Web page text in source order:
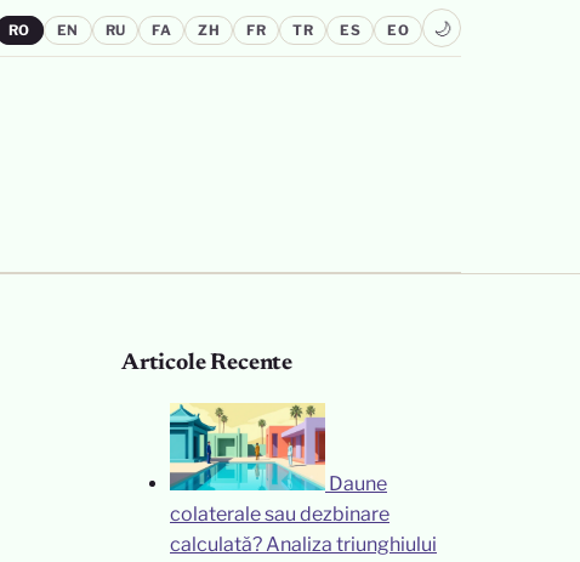
RO EN RU FA ZH FR TR ES EO 🌙
Articole Recente
Daune
colaterale sau dezbinare
calculată? Analiza triunghiului